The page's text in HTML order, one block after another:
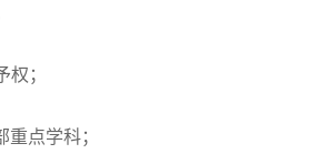
；
点学科；